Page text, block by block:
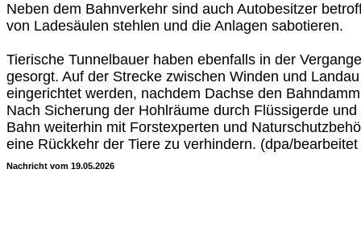
Neben dem Bahnverkehr sind auch Autobesitzer
von Ladesäulen stehlen und die Anlagen sabotieren.
Tierische Tunnelbauer haben ebenfalls in der
gesorgt. Auf der Strecke zwischen Winden und
eingerichtet werden, nachdem Dachse den
Nach Sicherung der Hohlräume durch Flüssigerde
Bahn weiterhin mit Forstexperten und
eine Rückkehr der Tiere zu verhindern. (dpa/
Nachricht vom 19.05.2026